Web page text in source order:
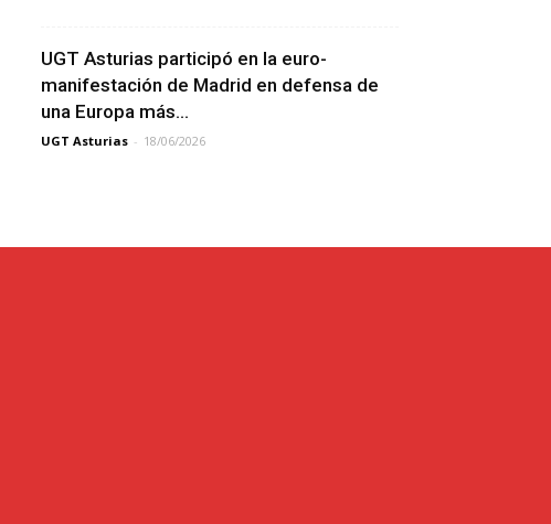
UGT Asturias participó en la euro-
manifestación de Madrid en defensa de
una Europa más...
UGT Asturias - 18/06/2026